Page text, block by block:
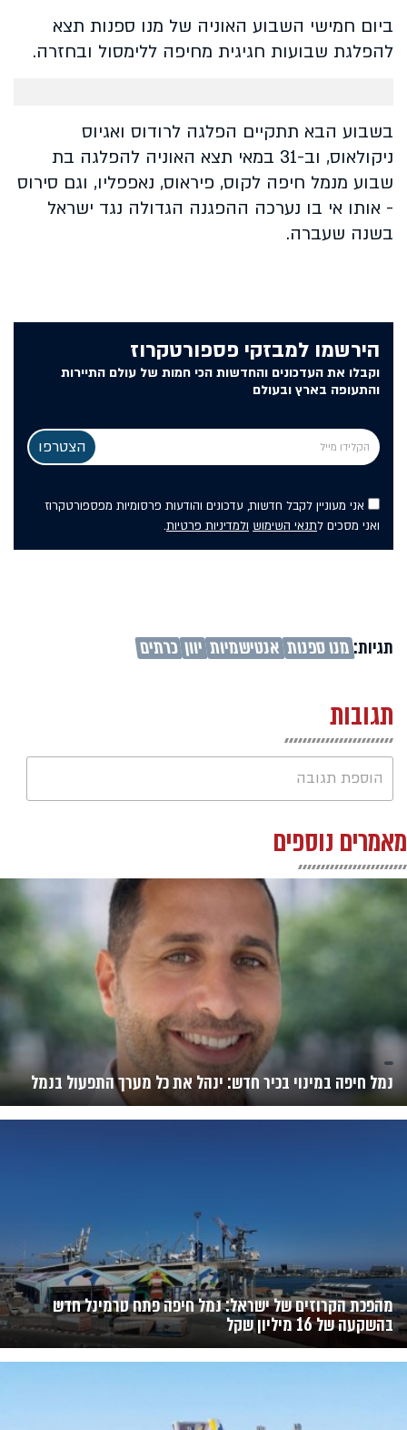
ביום חמישי השבוע האוניה של מנו ספנות תצא
להפלגת שבועות חגיגית מחיפה ללימסול ובחזרה.
בשבוע הבא תתקיים הפלגה לרודוס ואגיוס
ניקולאוס, וב-31 במאי תצא האוניה להפלגה בת
שבוע מנמל חיפה לקוס, פיראוס, נאפפליו, וגם סירוס
- אותו אי בו נערכה ההפגנה הגדולה נגד ישראל
בשנה שעברה.
הירשמו למבזקי פספורטקרוז
וקבלו את העדכונים והחדשות הכי חמות של עולם התיירות
והתעופה בארץ ובעולם
אני מעוניין לקבל חדשות, עדכונים והודעות פרסומיות מפספורטקרוז
ואני מסכים לתנאי השימוש ולמדיניות פרטיות.
תגיות:מנו ספנות אנטישמיות יוון כרתים
תגובות
הוספת תגובה
מאמרים נוספים
נמל חיפה במינוי בכיר חדש: ינהל את כל מערך התפעול בנמל
מהפכת הקרוזים של ישראל: נמל חיפה פתח טרמינל חדש
בהשקעה של 16 מיליון שקל